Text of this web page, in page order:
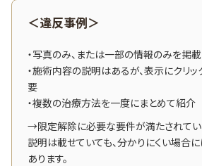
＜違反事例＞
・写真のみ、または一部の情報のみを掲載
・施術内容の説明はあるが、表示にクリ
要
・複数の治療方法を一度にまとめて紹介
→限定解除に必要な要件が満たされてい
説明は載せていても、分かりにくい場合
あります。